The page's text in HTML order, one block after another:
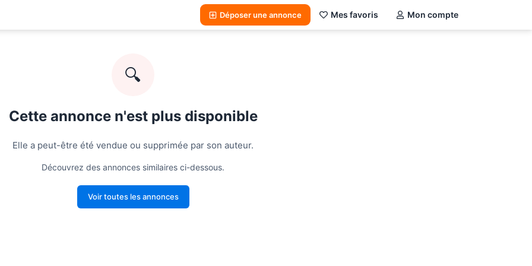
Déposer une annonce Mes favoris Mon compte
🔍
Cette annonce n'est plus disponible
Elle a peut-être été vendue ou supprimée par son auteur.
Découvrez des annonces similaires ci-dessous.
Voir toutes les annonces